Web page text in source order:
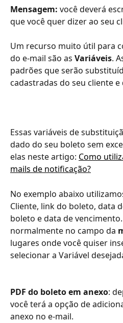
Mensagem: você deverá
que você quer dizer ao seu
Um recurso muito útil para
do e-mail são as Variáveis.
padrões que serão
cadastradas do seu cliente
Essas variáveis de
dado do seu boleto sem
elas neste artigo: Como
mails de notificação?
No exemplo abaixo
Cliente, link do boleto, data
boleto e data de
normalmente no campo da
lugares onde você quiser
selecionar a Variável
PDF do boleto em anexo:
você terá a opção de
anexo no e-mail.